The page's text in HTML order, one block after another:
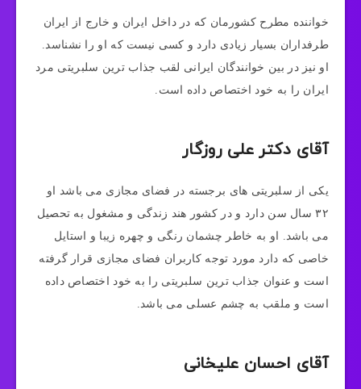
خواننده مطرح کشورمان که در داخل ایران و خارج از ایران
طرفداران بسیار زیادی دارد و کسی نیست که او را نشناسد.
او نیز در بین خوانندگان ایرانی لقب جذاب ترین سلبریتی مرد
ایران را به خود اختصاص داده است.
آقای دکتر علی روزگار
یکی از سلبریتی های برجسته در فضای مجازی می باشد او
۳۲ سال سن دارد و در کشور هند زندگی و مشغول به تحصیل
می باشد. او به خاطر چشمان رنگی و چهره زیبا و استایل
خاصی که دارد مورد توجه کاربران فضای مجازی قرار گرفته
است و عنوان جذاب ترین سلبریتی را به خود اختصاص داده
است و ملقب به چشم عسلی می باشد.
آقای احسان علیخانی